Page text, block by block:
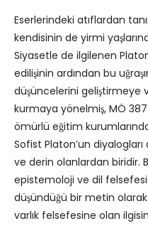
Eserlerindeki atıflardan
kendisinin de yirmi
Siyasetle de ilgilenen
edilişinin ardından bu
düşüncelerini geliştirmeye
kurmaya yönelmiş, MÖ 387
ömürlü eğitim
Sofist Platon’un
ve derin olanlardan biridir.
epistemoloji ve dil
düşündüğü bir metin
varlık felsefesine olan